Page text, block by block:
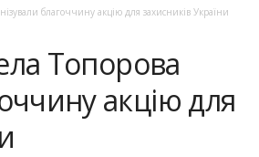
благоччину акцію для захисників України
Топорова
акцію для